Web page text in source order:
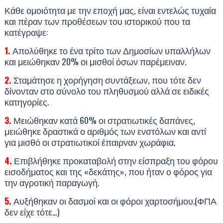
Κάθε ομοιότητα με την εποχή μας, είναι εντελώς τυχαία
και πέραν των προθέσεων του ιστορικού που τα
κατέγραψε:
1.Απολύθηκε το ένα τρίτο των Δημοσίων υπαλλήλων
και μειώθηκαν 20% οι μισθοί όσων παρέμειναν.
2. Σταμάτησε η χορήγηση συντάξεων, που τότε δεν
δίνονταν στο σύνολο του πληθυσμού αλλά σε ειδικές
κατηγορίες.
3. Μειώθηκαν κατά 60% οι στρατιωτικές δαπάνες,
μειώθηκε δραστικά ο αριθμός των ενστόλων και αντί
για μισθό οι στρατιωτικοί έπαιρναν χωράφια.
4. Επιβλήθηκε προκαταβολή στην είσπραξη του φόρου
εισοδήματος και της «δεκάτης», που ήταν ο φόρος για
την αγροτική παραγωγή.
5.Αυξήθηκαν οι δασμοί και οι φόροι χαρτοσήμου.(ΦΠΑ
δεν είχε τότε…)